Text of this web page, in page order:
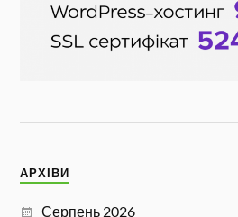
АРХІВИ
Серпень 2026